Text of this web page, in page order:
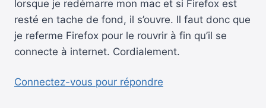
lorsque je redémarre mon mac et si Firefox est
resté en tache de fond, il s’ouvre. Il faut donc que
je referme Firefox pour le rouvrir à fin qu’il se
connecte à internet. Cordialement.
Connectez-vous pour répondre